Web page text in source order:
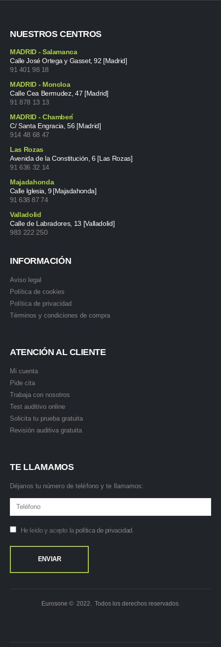
NUESTROS CENTROS
MADRID - Salamanca
Calle José Ortega y Gasset, 92 [Madrid]
91 401 98 18
MADRID - Moncloa
Calle Cea Bermudez, 47 [Madrid]
91 878 13 13
MADRID - Chamberí
C/ Santa Engracia, 56 [Madrid]
914 48 68 47
Las Rozas
Avenida de la Constitución, 6 [Las Rozas]
91 636 32 14
Majadahonda
Calle Iglesia, 9 [Majadahonda]
91 638 87 74
Valladolid
Calle de Labradores, 13 [Valladolid]
983 222 250
INFORMACIÓN
Aviso legal
Política de cookies
Política de privacidad
Términos y condiciones de compra
ATENCIÓN AL CLIENTE
Mi cuenta
Pide cita
Trabaja con nosotros
Test auditivo online
Solicita tu prueba gratuita
Revisión auditiva gratuita
TE LLAMAMOS
Déjanos tu número de teléfono y te llamamos:
He leído y acepto la política de privacidad.
Eurosone © 2022. Todos los derechos reservados.